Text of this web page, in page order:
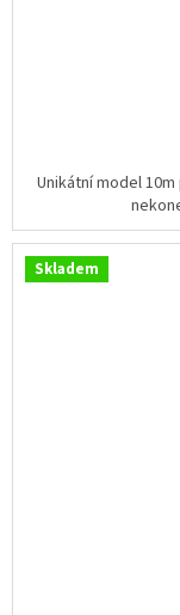
Unikátní model
Skladem